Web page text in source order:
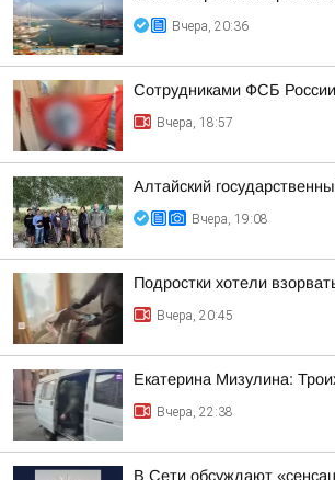
Вчера, 20:36
Сотрудниками ФСБ России
Вчера, 18:57
Алтайский
Вчера, 19:08
Подростки хотели
Вчера, 20:45
Екатерина Мизулина:
Вчера, 22:38
В Сети обсуждают